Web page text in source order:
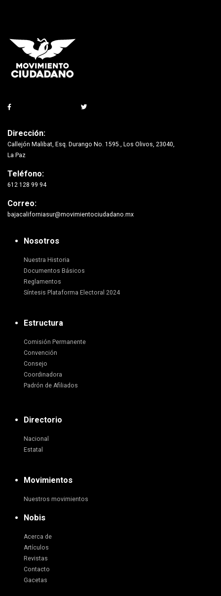
Dirección:
Callejón Malibat, Esq. Durango No. 1595., Los Olivos, 23040,
La Paz
Teléfono:
612 128 99 94
Correo:
bajacaliforniasur@movimientociudadano.mx
Nosotros
Nuestra Historia
Documentos Básicos
Reglamentos
Síntesis Plataforma Electoral 2024
Estructura
Comisión Permanente
Convención
Consejo
Coordinadora
Padrón de Afiliados
Directorio
Nacional
Estatal
Movimientos
Nuestros movimientos
Nobis
Acerca de
Artículos
Revistas
Contacto
Gacetas